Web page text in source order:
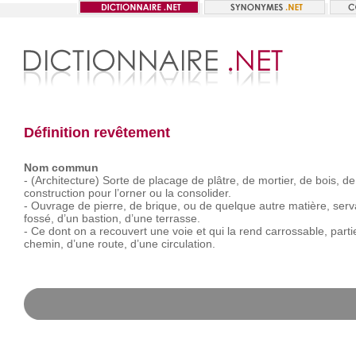
Définition revêtement
Nom commun
- (Architecture) Sorte de placage de plâtre, de mortier, de bois, de
construction pour l’orner ou la consolider.
- Ouvrage de pierre, de brique, ou de quelque autre matière,
fossé, d’un bastion, d’une terrasse.
- Ce dont on a recouvert une voie et qui la rend carrossable,
chemin, d’une route, d’une circulation.